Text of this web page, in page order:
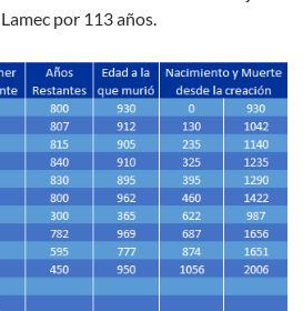
por 113 años.